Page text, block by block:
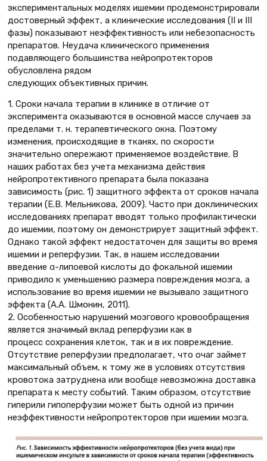
экспериментальных моделях ишемии продемонстрировали
достоверный эффект, а клинические исследования (II и III
фазы) показывают неэффективность или небезопасность
препаратов. Неудача клинического применения
подавляющего большинства нейропротекторов
обусловлена рядом
следующих объективных причин.
1. Cроки начала терапии в клинике в отличие от
эксперимента оказываются в основной массе случаев за
пределами т. н. терапевтического окна. Поэтому
изменения, происходящие в тканях, по скорости
значительно опережают применяемое воздействие. В
наших работах без учета механизма действия
нейропротективного препарата была показана
зависимость (рис. 1) защитного эффекта от сроков начала
терапии (Е.В. Мельникова, 2009). Часто при доклинических
исследованиях препарат вводят только профилактически
до ишемии, поэтому он демонстрирует защитный эффект.
Однако такой эффект недостаточен для защиты во время
ишемии и реперфузии. Так, в нашем исследовании
введение α-липоевой кислоты до фокальной ишемии
приводило к уменьшению размера повреждения мозга, а
использование во время ишемии не вызывало защитного
эффекта (А.А. Шмонин, 2011).
2. Особенностью нарушений мозгового кровообращения
является значимый вклад реперфузии как в
процесс сохранения клеток, так и в их повреждение.
Отсутствие реперфузии предполагает, что очаг займет
максимальный объем, к тому же в условиях отсутствия
кровотока затруднена или вообще невозможна доставка
препарата к месту событий. Таким образом, отсутствие
гиперили гипоперфузии может быть одной из причин
неэффективности нейропротекторов при ишемии мозга.